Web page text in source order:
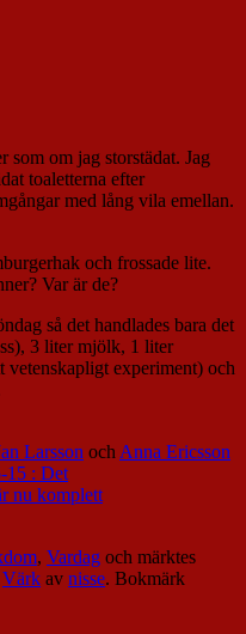
som om jag storstädat. Jag
toaletterna efter
med lång vila emellan.
och frossade lite.
Var är de?
så det handlades bara det
3 liter mjölk, 1 liter
experiment) och
Larsson ochAnna Ericsson
15 : Det
nu komplett
, Vardag och märktes
Värk av nisse. Bokmärk